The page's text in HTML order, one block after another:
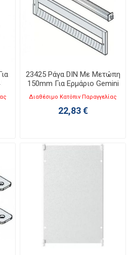
23425 Ράγα DIN Με Μετώπη
150mm Για Ερμάριο Gemini
No2&3 ABB
Διαθέσιμο Κατόπιν Παραγγελίας
22,83 €